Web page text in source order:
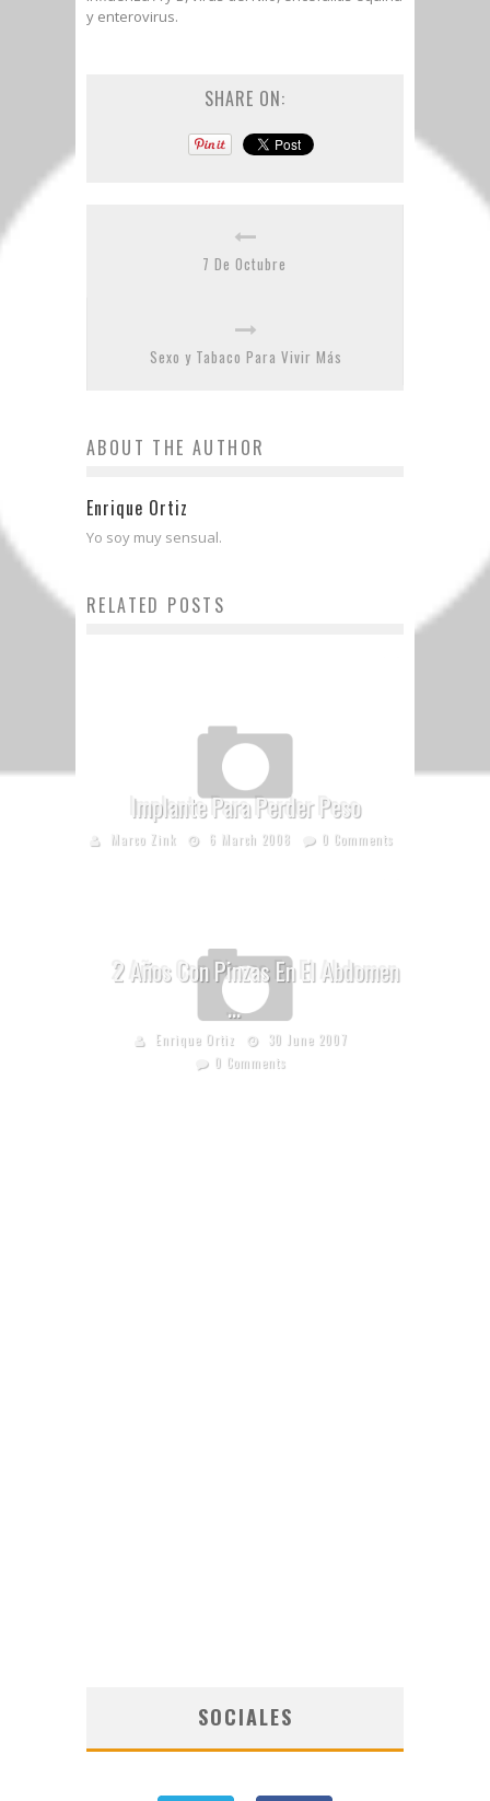
y enterovirus.
SHARE ON:
7 De Octubre
Sexo y Tabaco Para Vivir Más
ABOUT THE AUTHOR
Enrique Ortiz
Yo soy muy sensual.
RELATED POSTS
Implante Para Perder Peso
Marco Zink 6 March 2008 0 Comments
2 Años Con Pinzas En El Abdomen
…
Enrique Ortiz
30 June 2007
0 Comments
SOCIALES